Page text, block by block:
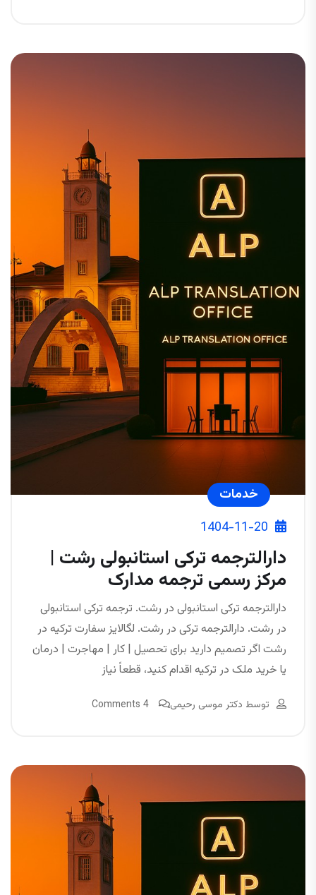
خدمات
1404-11-20
دارالترجمه ترکی استانبولی رشت |
مرکز رسمی ترجمه مدارک
دارالترجمه ترکی استانبولی در رشت. ترجمه ترکی استانبولی
در رشت. دارالترجمه ترکی در رشت. لگالایز سفارت ترکیه در
رشت اگر تصمیم دارید برای تحصیل | کار | مهاجرت | درمان
یا خرید ملک در ترکیه اقدام کنید، قطعاً نیاز
توسط دکتر موسی رحیمی 4 Comments